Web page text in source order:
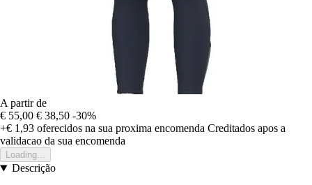
A partir de
€ 55,00 € 38,50 -30%
+€ 1,93 oferecidos na sua proxima encomenda Creditados apos a
validacao da sua encomenda
Loading...
Descrição